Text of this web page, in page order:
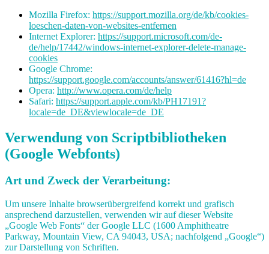
Mozilla Firefox: https://support.mozilla.org/de/kb/cookies-
loeschen-daten-von-websites-entfernen
Internet Explorer: https://support.microsoft.com/de-
de/help/17442/windows-internet-explorer-delete-manage-
cookies
Google Chrome:
https://support.google.com/accounts/answer/61416?hl=de
Opera: http://www.opera.com/de/help
Safari: https://support.apple.com/kb/PH17191?
locale=de_DE&viewlocale=de_DE
Verwendung von Scriptbibliotheken
(Google Webfonts)
Art und Zweck der Verarbeitung:
Um unsere Inhalte browserübergreifend korrekt und grafisch
ansprechend darzustellen, verwenden wir auf dieser Website
„Google Web Fonts“ der Google LLC (1600 Amphitheatre
Parkway, Mountain View, CA 94043, USA; nachfolgend „Google“)
zur Darstellung von Schriften.